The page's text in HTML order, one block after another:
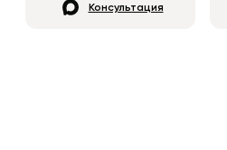
Консультация